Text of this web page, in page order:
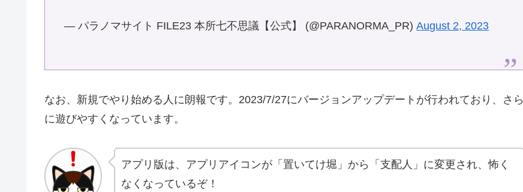
— パラノマサイト FILE23 本所七不思議【公式】 (@PARANORMA_PR)August 2, 2023
なお、新規でやり始める人に朗報です。2023/7/27にバージョンアップデートが行われており、さら
に遊びやすくなっています。
アプリ版は、アプリアイコンが「置いてけ堀」から「支配人」に変更され、怖く
なくなっているぞ！